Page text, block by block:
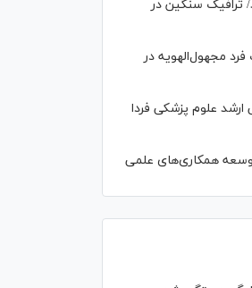
ترافیک سنگین در
مجهول‌الهویه در
علوم پزشکی فردا
توسعه همکاری‌های علمی